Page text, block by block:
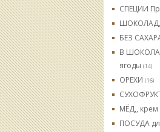
СПЕЦИИ
ШОКОЛАД,
БЕЗ
В
ягоды (14)
ОРЕХИ (16)
МЁД,,
ПОСУДА